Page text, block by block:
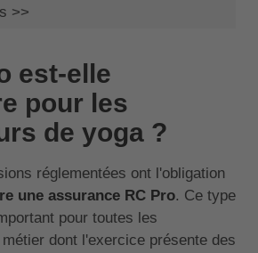
>>
est-elle
pour les
de yoga ?
réglementées ont l'obligation
une assurance RC Pro. Ce type
pour toutes les
dont l'exercice présente des